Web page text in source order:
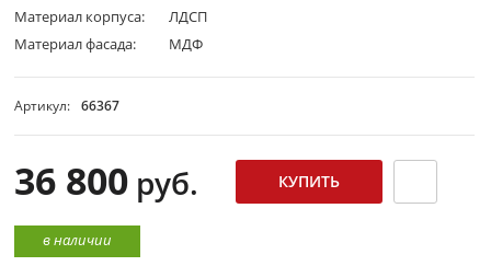
Материал корпуса:
ЛДСП
Материал фасада:
МДФ
Артикул: 66367
36 800 руб.
в наличии